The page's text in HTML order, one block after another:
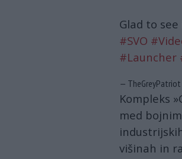
Glad to
#SVO
#Launcher
—
Kompleks
med
višinah in